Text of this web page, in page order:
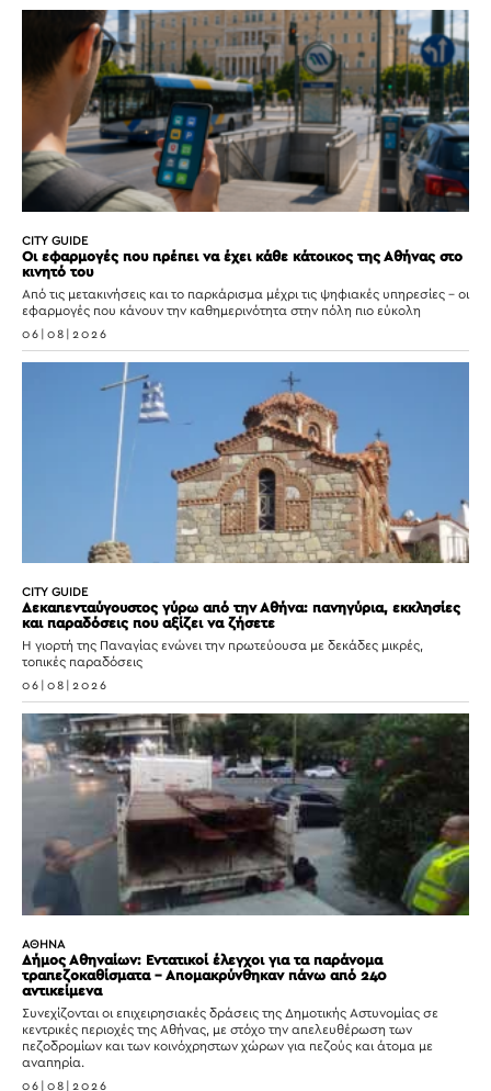
CITY GUIDE
Οι εφαρμογές που πρέπει να έχει κάθε κάτοικος της Αθήνας στο
κινητό του
Από τις μετακινήσεις και το παρκάρισμα μέχρι τις ψηφιακές υπηρεσίες – οι
εφαρμογές που κάνουν την καθημερινότητα στην πόλη πιο εύκολη
06|08|2026
CITY GUIDE
Δεκαπενταύγουστος γύρω από την Αθήνα: πανηγύρια, εκκλησίες
και παραδόσεις που αξίζει να ζήσετε
Η γιορτή της Παναγίας ενώνει την πρωτεύουσα με δεκάδες μικρές,
τοπικές παραδόσεις
06|08|2026
ΑΘΗΝΑ
Δήμος Αθηναίων: Εντατικοί έλεγχοι για τα παράνομα
τραπεζοκαθίσματα – Απομακρύνθηκαν πάνω από 240
αντικείμενα
Συνεχίζονται οι επιχειρησιακές δράσεις της Δημοτικής Αστυνομίας σε
κεντρικές περιοχές της Αθήνας, με στόχο την απελευθέρωση των
πεζοδρομίων και των κοινόχρηστων χώρων για πεζούς και άτομα με
αναπηρία.
06|08|2026